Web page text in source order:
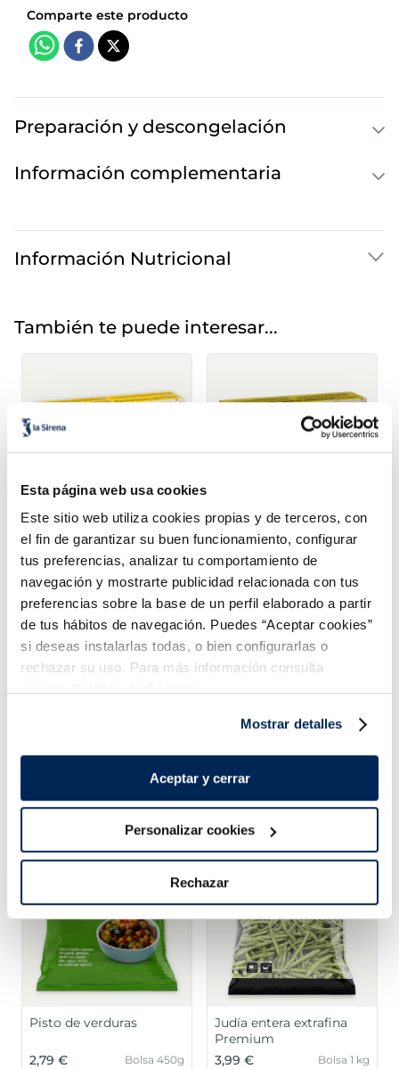
Esta página web usa cookies
Este sitio web utiliza cookies propias y de terceros, con
el fin de garantizar su buen funcionamiento, configurar
tus preferencias, analizar tu comportamiento de
navegación y mostrarte publicidad relacionada con tus
preferencias sobre la base de un perfil elaborado a partir
de tus hábitos de navegación. Puedes “Aceptar cookies”
si deseas instalarlas todas, o bien configurarlas o
rechazar su uso. Para más información consulta
Mostrar detalles
Aceptar y cerrar
Personalizar cookies
Rechazar
Preparación y descongelación
Información complementaria
Información Nutricional
También te puede interesar...
Picada troceada Heura
Sin gluten Vegano
4,99 € Caja 300g
Añadir
Albóndigas 100% vegetal
Heura
Sin gluten Vegano
4,99 € Caja 208g
Añadir
¡Combínalo y hazte un menú de 10!
Pisto de verduras
2,79 € Bolsa 450g
Judía entera extrafina
Premium
3,99 €
Bolsa 1 kg